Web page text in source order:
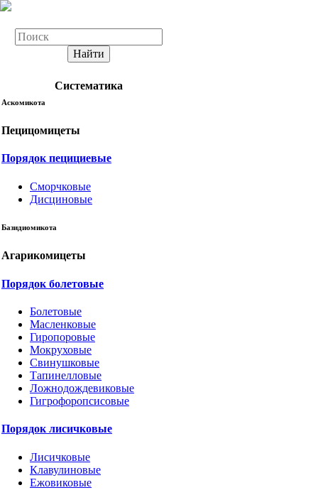
Найти
Систематика
Аскомикота
Пецицомицеты
Порядок пецициевые
Сморчковые
Дисциновые
Базидиомикота
Агарикомицеты
Порядок болетовые
Болетовые
Масленковые
Гиропоровые
Мокруховые
Свинушковые
Тапинелловые
Ложнодождевиковые
Гигрофоропсисовые
Порядок лисичковые
Лисичковые
Клавулиновые
Ежовиковые